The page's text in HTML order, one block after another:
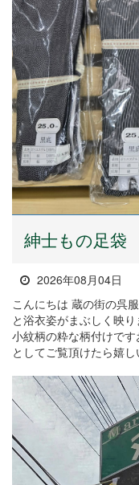
紳士もの足袋
2026年08月04日
こんにちは 蔵の街の呉
と浴衣姿がまぶしく映
小紋柄の粋な柄付けで
としてご覧頂けたら嬉し